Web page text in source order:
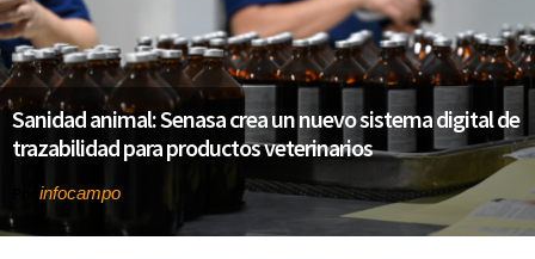
Sanidad animal: Senasa crea un nuevo sistema digital de
trazabilidad para productos veterinarios
infocampo